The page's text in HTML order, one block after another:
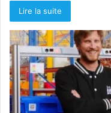
Lire la suite